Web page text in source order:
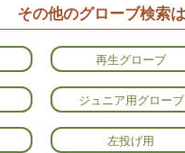
その他のグローブ検索
再生グローブ
ジュニア用グローブ
左投げ用